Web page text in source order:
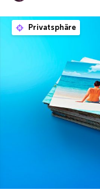
Privatsphäre